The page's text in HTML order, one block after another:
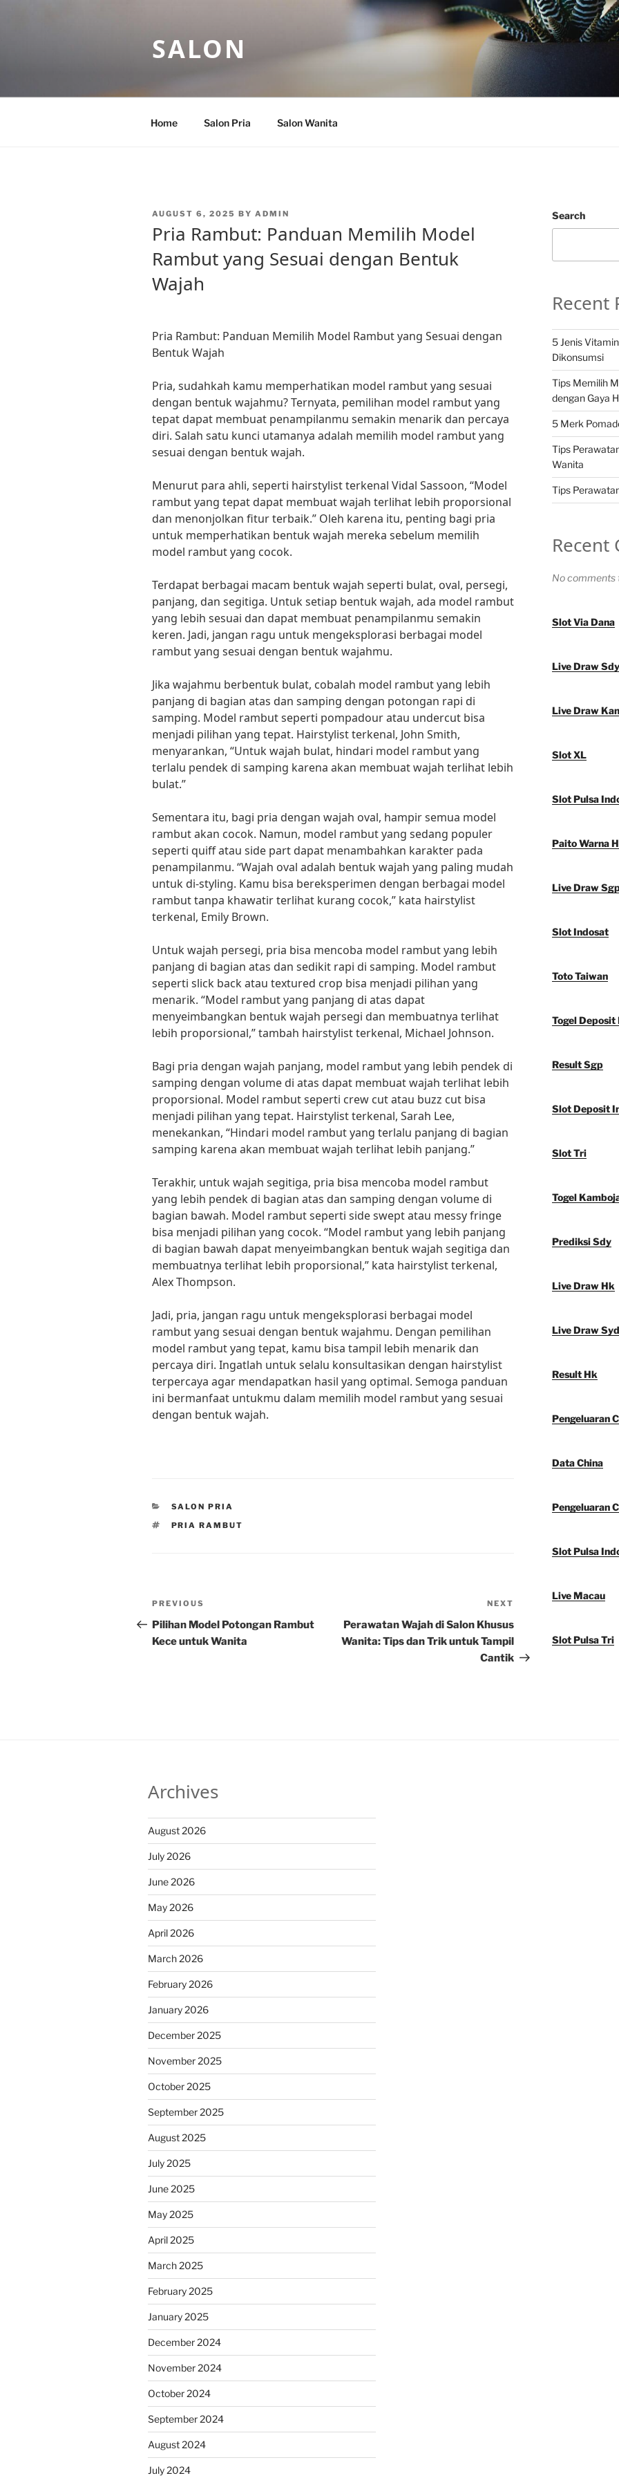
SALON
Home Salon Pria Salon Wanita
POSTED
AUGUST 6, 2025 BY ADMIN
Pria Rambut: Panduan Memilih Model
Rambut yang Sesuai dengan Bentuk
Wajah
Pria Rambut: Panduan Memilih Model Rambut yang Sesuai dengan
Bentuk Wajah
Pria, sudahkah kamu memperhatikan model rambut yang sesuai
dengan bentuk wajahmu? Ternyata, pemilihan model rambut yang
tepat dapat membuat penampilanmu semakin menarik dan percaya
diri. Salah satu kunci utamanya adalah memilih model rambut yang
sesuai dengan bentuk wajah.
Menurut para ahli, seperti hairstylist terkenal Vidal Sassoon, “Model
rambut yang tepat dapat membuat wajah terlihat lebih proporsional
dan menonjolkan fitur terbaik.” Oleh karena itu, penting bagi pria
untuk memperhatikan bentuk wajah mereka sebelum memilih
model rambut yang cocok.
Terdapat berbagai macam bentuk wajah seperti bulat, oval, persegi,
panjang, dan segitiga. Untuk setiap bentuk wajah, ada model rambut
yang lebih sesuai dan dapat membuat penampilanmu semakin
keren. Jadi, jangan ragu untuk mengeksplorasi berbagai model
rambut yang sesuai dengan bentuk wajahmu.
Jika wajahmu berbentuk bulat, cobalah model rambut yang lebih
panjang di bagian atas dan samping dengan potongan rapi di
samping. Model rambut seperti pompadour atau undercut bisa
menjadi pilihan yang tepat. Hairstylist terkenal, John Smith,
menyarankan, “Untuk wajah bulat, hindari model rambut yang
terlalu pendek di samping karena akan membuat wajah terlihat lebih
bulat.”
Sementara itu, bagi pria dengan wajah oval, hampir semua model
rambut akan cocok. Namun, model rambut yang sedang populer
seperti quiff atau side part dapat menambahkan karakter pada
penampilanmu. “Wajah oval adalah bentuk wajah yang paling mudah
untuk di-styling. Kamu bisa bereksperimen dengan berbagai model
rambut tanpa khawatir terlihat kurang cocok,” kata hairstylist
terkenal, Emily Brown.
Untuk wajah persegi, pria bisa mencoba model rambut yang lebih
panjang di bagian atas dan sedikit rapi di samping. Model rambut
seperti slick back atau textured crop bisa menjadi pilihan yang
menarik. “Model rambut yang panjang di atas dapat
menyeimbangkan bentuk wajah persegi dan membuatnya terlihat
lebih proporsional,” tambah hairstylist terkenal, Michael Johnson.
Bagi pria dengan wajah panjang, model rambut yang lebih pendek di
samping dengan volume di atas dapat membuat wajah terlihat lebih
proporsional. Model rambut seperti crew cut atau buzz cut bisa
menjadi pilihan yang tepat. Hairstylist terkenal, Sarah Lee,
menekankan, “Hindari model rambut yang terlalu panjang di bagian
samping karena akan membuat wajah terlihat lebih panjang.”
Terakhir, untuk wajah segitiga, pria bisa mencoba model rambut
yang lebih pendek di bagian atas dan samping dengan volume di
bagian bawah. Model rambut seperti side swept atau messy fringe
bisa menjadi pilihan yang cocok. “Model rambut yang lebih panjang
di bagian bawah dapat menyeimbangkan bentuk wajah segitiga dan
membuatnya terlihat lebih proporsional,” kata hairstylist terkenal,
Alex Thompson.
Jadi, pria, jangan ragu untuk mengeksplorasi berbagai model
rambut yang sesuai dengan bentuk wajahmu. Dengan pemilihan
model rambut yang tepat, kamu bisa tampil lebih menarik dan
percaya diri. Ingatlah untuk selalu konsultasikan dengan hairstylist
terpercaya agar mendapatkan hasil yang optimal. Semoga panduan
ini bermanfaat untukmu dalam memilih model rambut yang sesuai
dengan bentuk wajah.
CATEGORIES
SALON PRIA
TAGS
PRIA RAMBUT
Post
navigation
Previous
Post
PREVIOUS
Pilihan Model Potongan Rambut
Kece untuk Wanita
Post
NEXT
Perawatan Wajah di Salon Khusus
Wanita: Tips dan Trik untuk Tampil
Cantik
Search
Recent
5 Jenis
Dikonsumsi
Tips Memilih
dengan Gaya
5 Merk
Tips
Wanita
Tips
Recent
No comments
Slot Via Dana
Live Draw Sdy
Live Draw
Slot XL
Slot Pulsa
Paito Warna
Live Draw
Slot Indosat
Toto Taiwan
Togel Deposit
Result Sgp
Slot Deposit
Slot Tri
Togel
Prediksi Sdy
Live Draw Hk
Live Draw
Result Hk
Pengeluaran
Data China
Pengeluaran
Slot Pulsa
Live Macau
Slot Pulsa Tri
Archives
August 2026
July 2026
June 2026
May 2026
April 2026
March 2026
February 2026
January 2026
December 2025
November 2025
October 2025
September 2025
August 2025
July 2025
June 2025
May 2025
April 2025
March 2025
February 2025
January 2025
December 2024
November 2024
October 2024
September 2024
August 2024
July 2024